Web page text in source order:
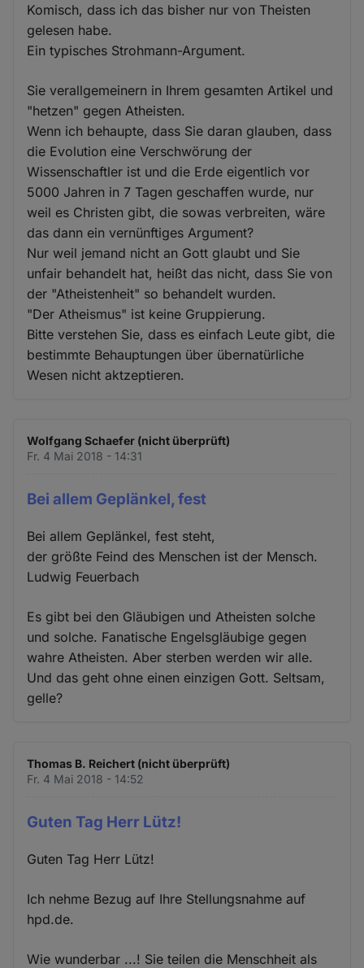
Komisch, dass ich das bisher nur von Theisten
gelesen habe.
Ein typisches Strohmann-Argument.
Sie verallgemeinern in Ihrem gesamten Artikel und
"hetzen" gegen Atheisten.
Wenn ich behaupte, dass Sie daran glauben, dass
die Evolution eine Verschwörung der
Wissenschaftler ist und die Erde eigentlich vor
5000 Jahren in 7 Tagen geschaffen wurde, nur
weil es Christen gibt, die sowas verbreiten, wäre
das dann ein vernünftiges Argument?
Nur weil jemand nicht an Gott glaubt und Sie
unfair behandelt hat, heißt das nicht, dass Sie von
der "Atheistenheit" so behandelt wurden.
"Der Atheismus" ist keine Gruppierung.
Bitte verstehen Sie, dass es einfach Leute gibt, die
bestimmte Behauptungen über übernatürliche
Wesen nicht aktzeptieren.
Wolfgang Schaefer (nicht überprüft)
Fr. 4 Mai 2018 - 14:31
Bei allem Geplänkel, fest
Bei allem Geplänkel, fest steht,
der größte Feind des Menschen ist der Mensch.
Ludwig Feuerbach
Es gibt bei den Gläubigen und Atheisten solche
und solche. Fanatische Engelsgläubige gegen
wahre Atheisten. Aber sterben werden wir alle.
Und das geht ohne einen einzigen Gott. Seltsam,
gelle?
Thomas B. Reichert (nicht überprüft)
Fr. 4 Mai 2018 - 14:52
Guten Tag Herr Lütz!
Guten Tag Herr Lütz!
Ich nehme Bezug auf Ihre Stellungsnahme auf
hpd.de.
Wie wunderbar ...! Sie teilen die Menschheit als